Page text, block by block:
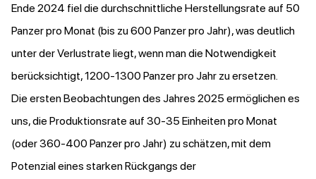
Ende 2024 fiel die durchschnittliche Herstellungsrate auf 50
Panzer pro Monat (bis zu 600 Panzer pro Jahr), was deutlich
unter der Verlustrate liegt, wenn man die Notwendigkeit
berücksichtigt, 1200-1300 Panzer pro Jahr zu ersetzen.
Die ersten Beobachtungen des Jahres 2025 ermöglichen es
uns, die Produktionsrate auf 30-35 Einheiten pro Monat
(oder 360-400 Panzer pro Jahr) zu schätzen, mit dem
Potenzial eines starken Rückgangs der